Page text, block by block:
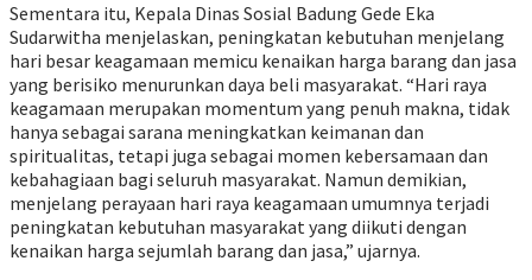
Sementara itu, Kepala Dinas Sosial Badung Gede Eka
Sudarwitha menjelaskan, peningkatan kebutuhan menjelang
hari besar keagamaan memicu kenaikan harga barang dan jasa
yang berisiko menurunkan daya beli masyarakat. “Hari raya
keagamaan merupakan momentum yang penuh makna, tidak
hanya sebagai sarana meningkatkan keimanan dan
spiritualitas, tetapi juga sebagai momen kebersamaan dan
kebahagiaan bagi seluruh masyarakat. Namun demikian,
menjelang perayaan hari raya keagamaan umumnya terjadi
peningkatan kebutuhan masyarakat yang diikuti dengan
kenaikan harga sejumlah barang dan jasa,” ujarnya.